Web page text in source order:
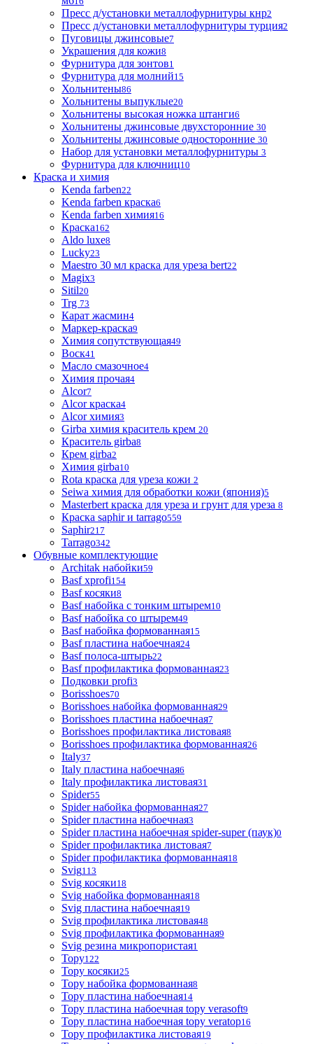
Пресс д/установки металлофурнитуры кнр2
Пресс д/установки металлофурнитуры турция2
Пуговицы джинсовые7
Украшения для кожи8
Фурнитура для зонтов1
Фурнитура для молний15
Хольнитены86
Хольнитены выпуклые20
Хольнитены высокая ножка штанги6
Хольнитены джинсовые двухсторонние 30
Хольнитены джинсовые односторонние 30
Набор для установки металлофурнитуры 3
Фурнитура для ключниц10
Краска и химия
Kenda farben22
Kenda farben краска6
Kenda farben химия16
Краска162
Aldo luxe8
Lucky23
Maestro 30 мл краска для уреза bert22
Magix3
Sitil20
Trg 73
Карат жасмин4
Маркер-краска9
Химия сопутствующая49
Воск41
Масло смазочное4
Химия прочая4
Alcor7
Alcor краска4
Alcor химия3
Girba химия краситель крем 20
Краситель girba8
Крем girba2
Химия girba10
Rota краска для уреза кожи 2
Seiwa химия для обработки кожи (япония)5
Masterbert краска для уреза и грунт для уреза 8
Краска saphir и tarrago559
Saphir217
Tarrago342
Обувные комплектующие
Architak набойки59
Basf xprofi154
Basf косяки8
Basf набойка с тонким штырем10
Basf набойка со штырем49
Basf набойка формованная15
Basf пластина набоечная24
Basf полоса-штырь22
Basf профилактика формованная23
Подковки profi3
Borisshoes70
Borisshoes набойка формованная29
Borisshoes пластина набоечная7
Borisshoes профилактика листовая8
Borisshoes профилактика формованная26
Italy37
Italy пластина набоечная6
Italy профилактика листовая31
Spider55
Spider набойка формованная27
Spider пластина набоечная3
Spider пластина набоечная spider-super (паук)0
Spider профилактика листовая7
Spider профилактика формованная18
Svig113
Svig косяки18
Svig набойка формованная18
Svig пластина набоечная19
Svig профилактика листовая48
Svig профилактика формованная9
Svig резина микропористая1
Topy122
Topy косяки25
Topy набойка формованная8
Topy пластина набоечная14
Topy пластина набоечная topy verasoft9
Topy пластина набоечная topy veratop16
Topy профилактика листовая19